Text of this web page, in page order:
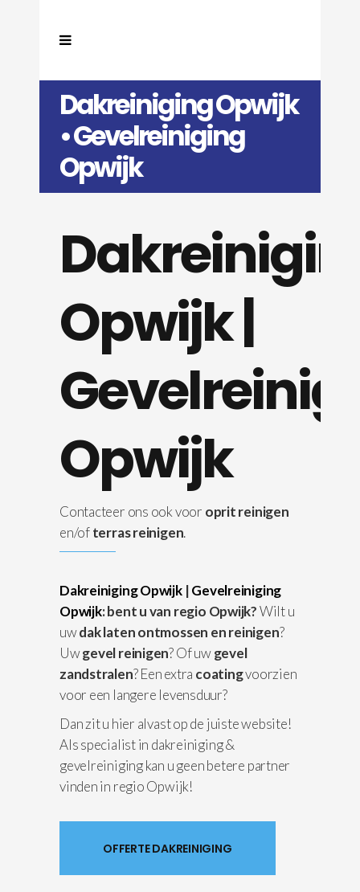
Dakreiniging Opwijk
• Gevelreiniging
Opwijk
Opwijk |
Opwijk
Contacteer ons ook voor oprit reinigen
en/ofterras reinigen.
Dakreiniging Opwijk|Gevelreiniging
Opwijk: bent u van regio Opwijk?Wilt u
uwdak laten ontmossen en reinigen?
Uwgevel reinigen? Of uwgevel
zandstralen? Een extra coatingvoorzien
voor een langere levensduur?
Dan zit u hier alvast op de juiste website!
Als specialist in dakreiniging &
gevelreiniging kan u geen betere partner
vinden in regio Opwijk!
OFFERTE DAKREINIGING